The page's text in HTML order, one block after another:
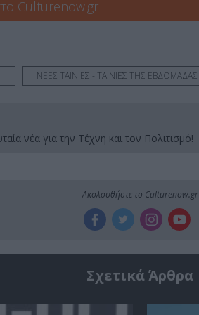
Culturenow.gr
ΝΕΕΣ ΤΑΙΝΙΕΣ - ΤΑΙΝΙΕΣ ΤΗΣ ΕΒΔΟΜΑΔΑΣ
νέα για την Τέχνη και τον Πολιτισμό!
Ακολουθήστε το Culturenow.gr
Σχετικά Άρθρα